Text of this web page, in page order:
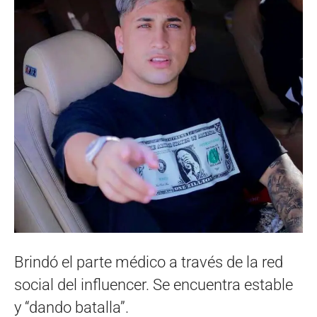
Brindó el parte médico a través de la red
social del influencer. Se encuentra estable
y “dando batalla”.